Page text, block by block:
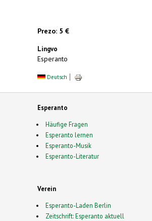
Prezo: 5 €
Lingvo
Esperanto
Deutsch
Esperanto
Häufige Fragen
Esperanto lernen
Esperanto-Musik
Esperanto-Literatur
Verein
Esperanto-Laden Berlin
Zeitschrift: Esperanto aktuell